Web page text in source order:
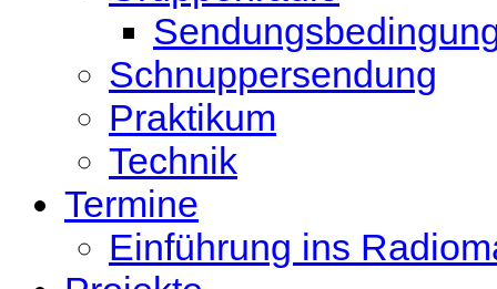
Schnuppersendung
Praktikum
Technik
Termine
Einführung ins